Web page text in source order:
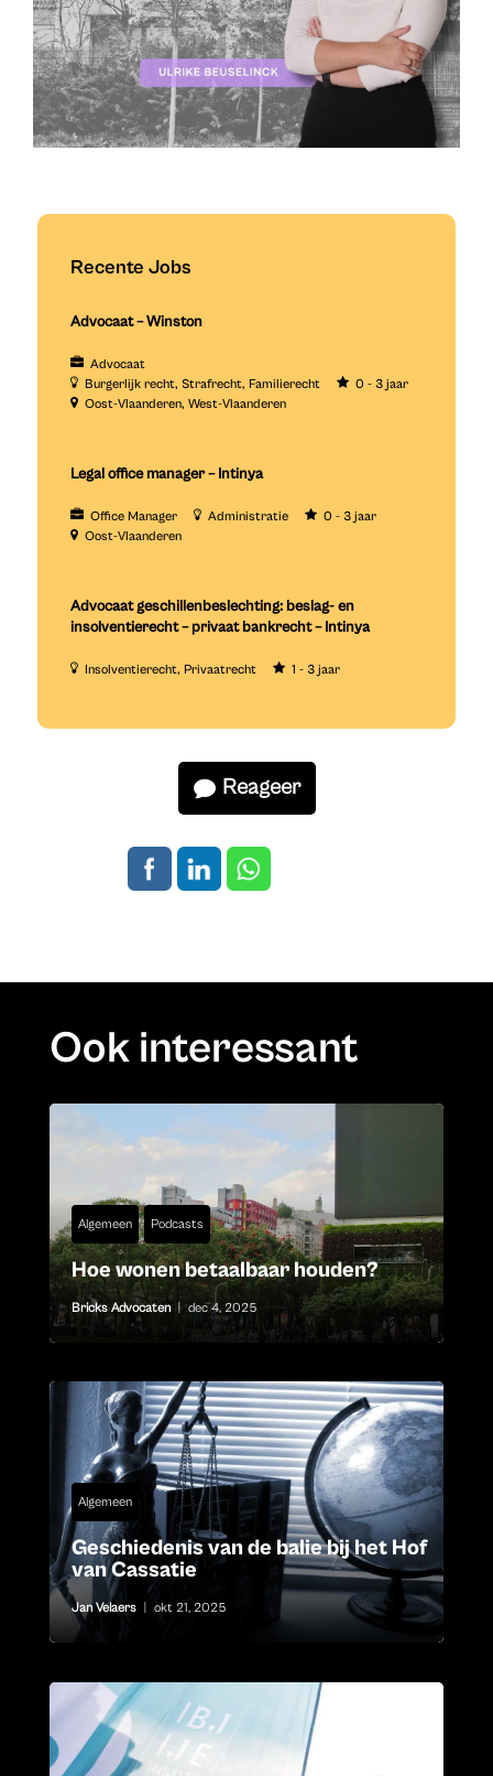
Recente Jobs
Advocaat – Winston
Advocaat
Burgerlijk recht Strafrecht Familierecht
0 - 3 jaar
Oost-Vlaanderen West-Vlaanderen
Legal office manager – Intinya
Office Manager Administratie
0 - 3 jaar
Oost-Vlaanderen
Advocaat geschillenbeslechting: beslag- en
insolventierecht – privaat bankrecht – Intinya
Insolventierecht Privaatrecht 1 - 3 jaar
Reageer
Ook interessant
Algemeen Podcasts
Hoe wonen betaalbaar houden?
Bricks Advocaten | dec 4, 2025
Algemeen
Geschiedenis van de balie bij het Hof
van Cassatie
Jan Velaers okt 21, 2025